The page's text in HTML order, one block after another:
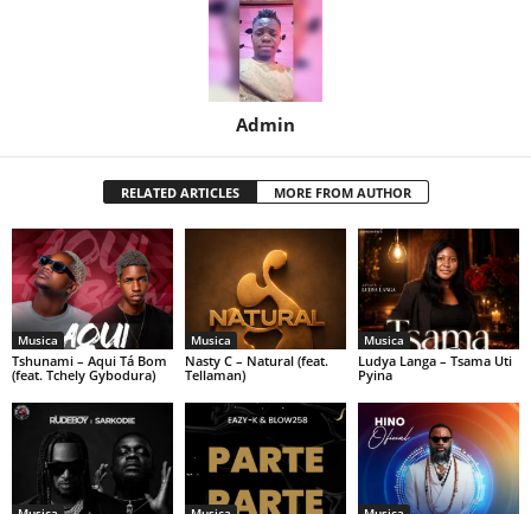
Admin
RELATED ARTICLES MORE FROM AUTHOR
Musica
Tshunami – Aqui Tá Bom
(feat. Tchely Gybodura)
Musica
Nasty C – Natural (feat.
Tellaman)
Musica
Ludya Langa – Tsama Uti
Pyina